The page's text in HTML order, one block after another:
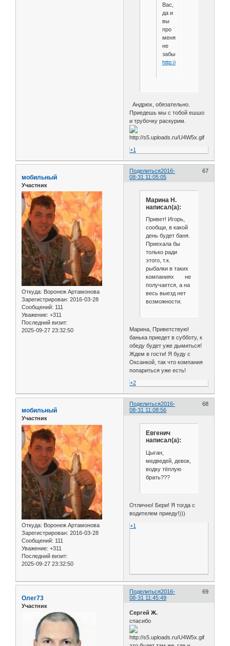
Вас,
да и
вы
про
меня
не
забывайте!
http://s5.uploads.ru/
Андрюх, обязательно.
Приедешь мы с тобой ешшо
и трубочку раскурим.
+1
Поделиться 67
2016-
08-31 11:05:05
мобильный
Участник
Откуда: Воронеж Артамонова
Зарегистрирован: 2016-03-28
Сообщений: 111
Уважение: +311
Последний визит:
2025-09-27 23:32:50
Марина Н.
написал(а):
Привет! Игорь,
сообщи, в какой
день будет баня.
Приехала бы
только ради
этого, т.к.
рыбалки в таких
компаниях не
получается, а на
весь выезд нет
возможности.
Марина, Приветствую!
банька приедет в субботу, к
обеду будет уже дымиться!
Ждем в гости! Я буду с
Оксанкой, так что компания
попариться уже есть!
+2
Поделиться 68
2016-
08-31 11:08:56
мобильный
Участник
Откуда: Воронеж Артамонова
Зарегистрирован: 2016-03-28
Сообщений: 111
Уважение: +311
Последний визит:
2025-09-27 23:32:50
Евгенич
написал(а):
Цыган,
медведей, девок,
водку тёплую
брать???
Отлично! Бери! Я тогда с
водителем приеду!)))
+1
Поделиться 69
2016-
08-31 11:45:49
Олег73
Участник
Сергей Ж.
спасибо